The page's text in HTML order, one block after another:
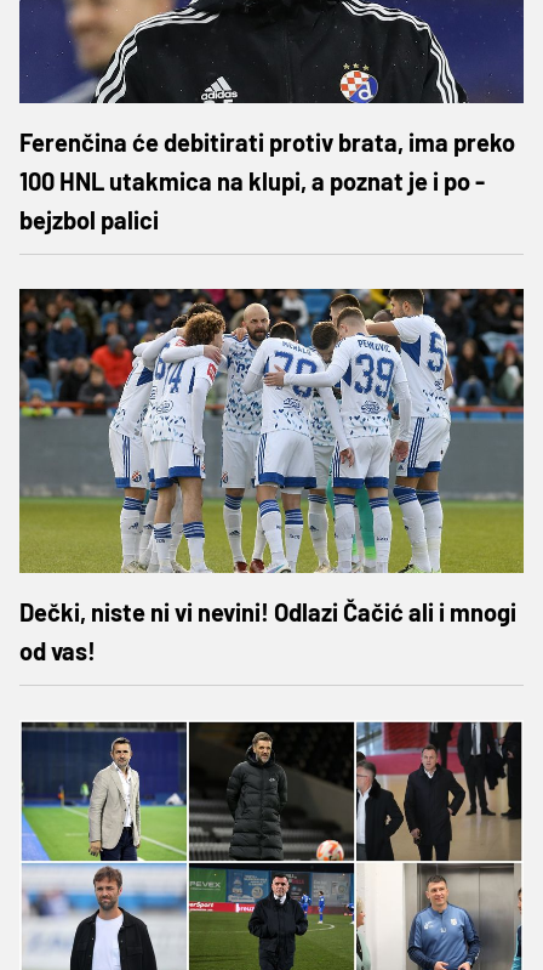
Ferenčina će debitirati protiv brata, ima preko
100 HNL utakmica na klupi, a poznat je i po -
bejzbol palici
Dečki, niste ni vi nevini! Odlazi Čačić ali i mnogi
od vas!